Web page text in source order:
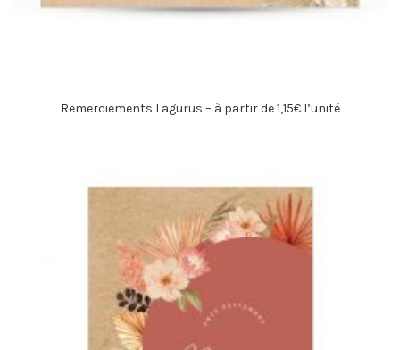
Remerciements Lagurus – à partir de 1,15€ l’unité